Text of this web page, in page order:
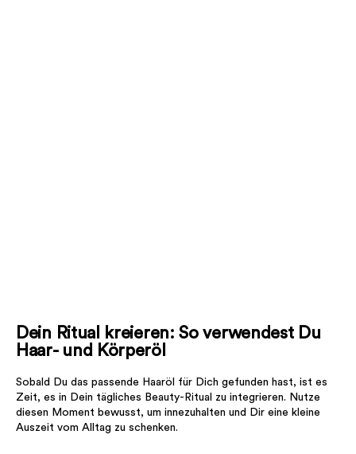
Dein Ritual kreieren: So verwendest Du
Haar- und Körperöl
Sobald Du das passende Haaröl für Dich gefunden hast, ist es
Zeit, es in Dein tägliches Beauty-Ritual zu integrieren. Nutze
diesen Moment bewusst, um innezuhalten und Dir eine kleine
Auszeit vom Alltag zu schenken.